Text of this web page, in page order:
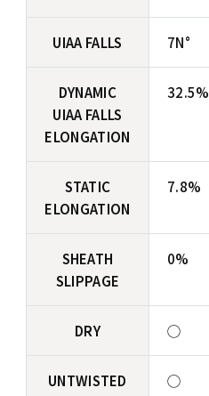
UIAA FALLS 7N°
DYNAMIC
UIAA FALLS
ELONGATION
32.5%
STATIC
ELONGATION
7.8%
SHEATH
SLIPPAGE
0%
DRY ◯
UNTWISTED
◯